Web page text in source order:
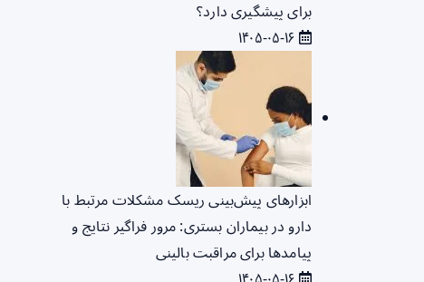
برای پیشگیری دارد؟
ابزارهای پیش‌بینی ریسک مشکلات مرتبط با
دارو در بیماران بستری: مرور فراگیر نتایج و
پیامدها برای مراقبت بالینی